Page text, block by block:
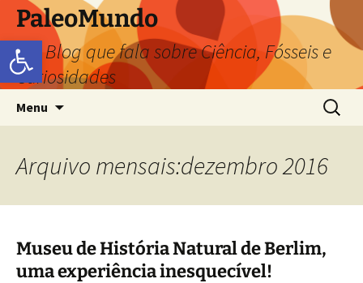
Abrir a barra de ferramentas
PaleoMundo
um Blog que fala sobre Ciência, Fósseis e
Curiosidades
Menu
Arquivo mensais:dezembro 2016
Museu de História Natural de Berlim,
uma experiência inesquecível!